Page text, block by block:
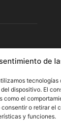
de
tecnologías
dispositivo. El
como el
o retirar el
y funciones.